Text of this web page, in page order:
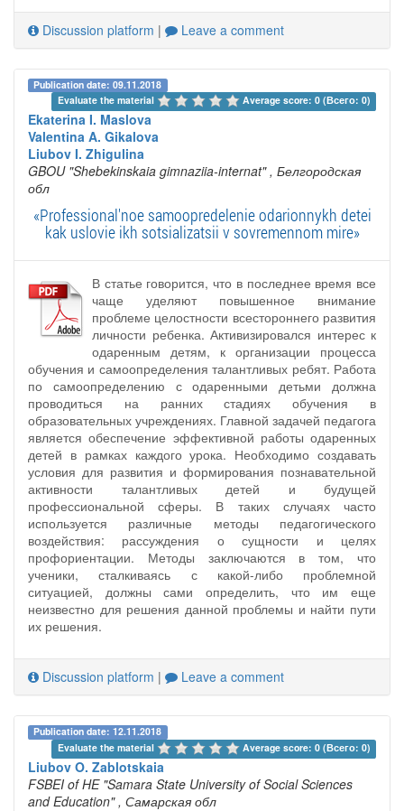
Discussion platform | Leave a comment
Publication date: 09.11.2018
Evaluate the material
Average score: 0 (Всего: 0)
Ekaterina I. Maslova
Valentina A. Gikalova
Liubov I. Zhigulina
GBOU "Shebekinskaia gimnaziia-internat" , Белгородская
обл
«Professional'noe samoopredelenie odarionnykh detei
kak uslovie ikh sotsializatsii v sovremennom mire»
В статье говорится, что в последнее время все
чаще уделяют повышенное внимание
проблеме целостности всестороннего развития
личности ребенка. Активизировался интерес к
одаренным детям, к организации процесса
обучения и самоопределения талантливых ребят. Работа
по самоопределению с одаренными детьми должна
проводиться на ранних стадиях обучения в
образовательных учреждениях. Главной задачей педагога
является обеспечение эффективной работы одаренных
детей в рамках каждого урока. Необходимо создавать
условия для развития и формирования познавательной
активности талантливых детей и будущей
профессиональной сферы. В таких случаях часто
используется различные методы педагогического
воздействия: рассуждения о сущности и целях
профориентации. Методы заключаются в том, что
ученики, сталкиваясь с какой-либо проблемной
ситуацией, должны сами определить, что им еще
неизвестно для решения данной проблемы и найти пути
их решения.
Discussion platform | Leave a comment
Publication date: 12.11.2018
Evaluate the material
Average score: 0 (Всего: 0)
Liubov O. Zablotskaia
FSBEI of HE "Samara State University of Social Sciences
and Education" , Самарская обл